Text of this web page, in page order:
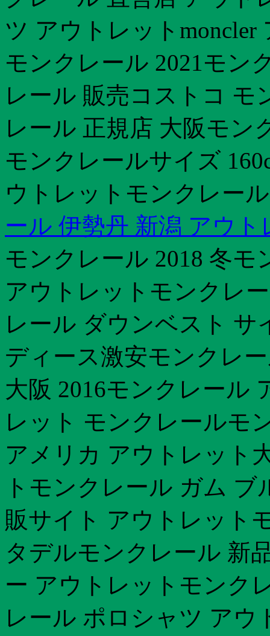
ツ アウトレット
モンクレール 2021モン
レール 販売コストコ モ
レール 正規店 大阪モン
モンクレールサイズ
ウトレットモンクレー
ール 伊勢丹 新潟 アウト
モンクレール 2018 冬
アウトレットモンクレ
レール ダウンベスト
ディース激安モンクレ
大阪 2016モンクレール
レット モンクレールモ
アメリカ アウトレット
トモンクレール ガム
販サイト アウトレット
タデルモンクレール 新
ー アウトレットモンク
レール ポロシャツ ア